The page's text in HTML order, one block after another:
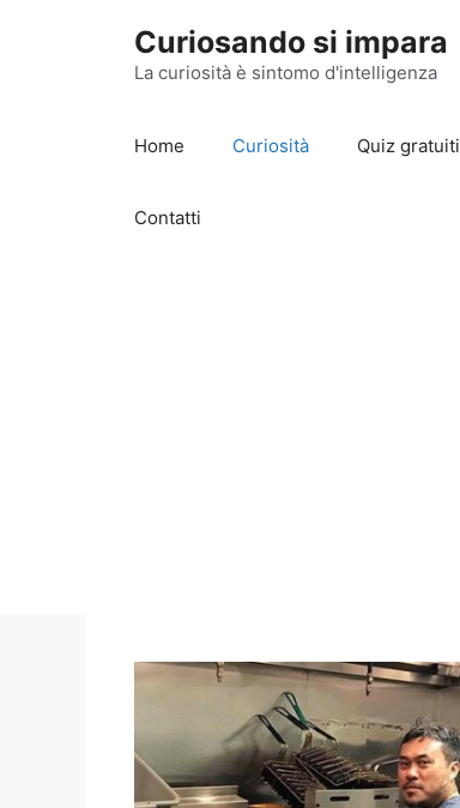
Curiosando si impara
La curiosità è sintomo d'intelligenza
Home Curiosità Quiz gratuiti
Contatti